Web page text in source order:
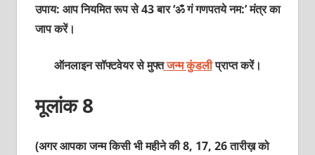
उपाय: आप नियमित रूप से 43 बार ‘ॐ गं गणपतये नम:’ मंत्र का
जाप करें।
ऑनलाइन सॉफ्टवेयर से मुफ्तजन्म कुंडलीप्राप्त करें।
मूलांक 8
(अगर आपका जन्म किसी भी महीने की 8, 17, 26 तारीख़ को